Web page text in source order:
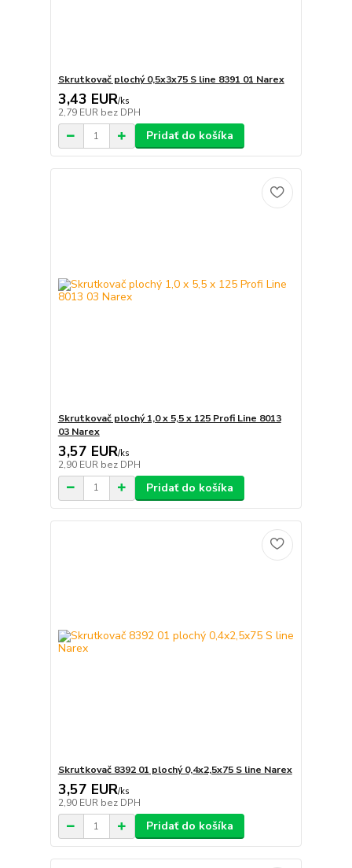
Skrutkovač plochý 0,5x3x75 S line 8391 01 Narex
3,43 EUR/ks
2,79 EUR bez DPH
Pridať do košíka
Skrutkovač plochý 1,0 x 5,5 x 125 Profi Line 8013
03 Narex
3,57 EUR/ks
2,90 EUR bez DPH
Pridať do košíka
Skrutkovač 8392 01 plochý 0,4x2,5x75 S line Narex
3,57 EUR/ks
2,90 EUR bez DPH
Pridať do košíka